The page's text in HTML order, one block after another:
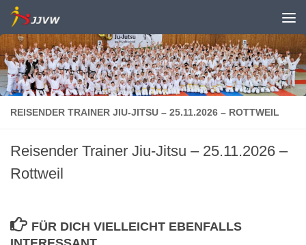
Zum Inhalt springen
REISENDER TRAINER JIU-JITSU – 25.11.2026 – ROTTWEIL
Reisender Trainer Jiu-Jitsu – 25.11.2026 –
Rottweil
FÜR DICH VIELLEICHT EBENFALLS